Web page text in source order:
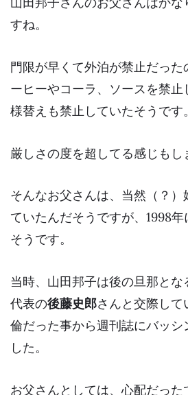
すね。
門限が早くて外泊が禁止だった
ーヒーやコーラ、ソースを禁止
様替えも禁止 していたそうです。
厳しさの度を超してる感じもし
そんなお父さんは、当然（？）
ていたんだそうですが、1998
そうです。
当時、山田邦子は後の旦那と
代表の後藤史郎さんと交際し
倫だった事から週刊誌にバッ
した。
お父さんとしては、心配だった